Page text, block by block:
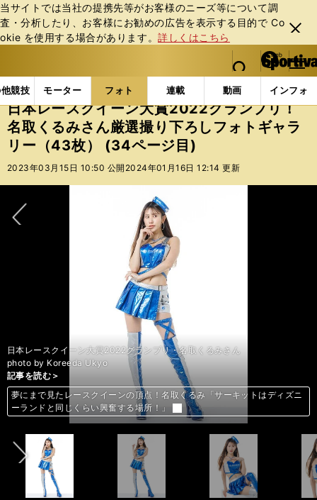
当サイトでは当社の提携先等がお客様のニーズ等について調
査・分析したり、お客様にお勧めの広告を表⽰する⽬的で Co
okie を使⽤する場合があります。詳しくはこちら
閉じ
る
web Sportiva (webスポルティーバ)
検索
マイペ
ー
ジ
メニュ
競技 モーター フォト 連載 動画 インフォ
b
ス
ポ
ル
テ
ー
バ
フォトギャラリー スポーツビーナスギャラリー 日
日本レースクイーン大賞2022グランプリ！
名取くるみさん厳選撮り下ろしフォトギャラ
リー（43枚） (34ページ目)
2023年03月15日 10:50 公開 2024年01月16日 12:14 更新
記事を読む＞
夢にまで見たレースクイーンの頂点！名取くるみ「サーキットはディズニ
ーランドと同じくらい興奮する場所！」
記事を読む＞
夢にまで見たレースクイーンの頂点！名取くるみ「サーキットはディズニ
ーランドと同じくらい興奮する場所！」
記事を読む＞
夢にまで見たレースクイーンの頂点！名取くるみ「サーキットはディズニ
ーランドと同じくらい興奮する場所！」
記事を読む＞
夢にまで見たレースクイーンの頂点！名取くるみ「サーキットはディズニ
ーランドと同じくらい興奮する場所！」
記事を読む＞
夢にまで見たレースクイーンの頂点！名取くるみ「サーキットはディズニ
ーランドと同じくらい興奮する場所！」
記事を読む＞
夢にまで見たレースクイーンの頂点！名取くるみ「サーキットはディズニ
ーランドと同じくらい興奮する場所！」
記事を読む＞
夢にまで見たレースクイーンの頂点！名取くるみ「サーキットはディズニ
ーランドと同じくらい興奮する場所！」
記事を読む＞
夢にまで見たレースクイーンの頂点！名取くるみ「サーキットはディズニ
ーランドと同じくらい興奮する場所！」
記事を読む＞
夢にまで見たレースクイーンの頂点！名取くるみ「サーキットはディズニ
ーランドと同じくらい興奮する場所！」
記事を読む＞
夢にまで見たレースクイーンの頂点！名取くるみ「サーキットはディズニ
ーランドと同じくらい興奮する場所！」
記事を読む＞
夢にまで見たレースクイーンの頂点！名取くるみ「サーキットはディズニ
ーランドと同じくらい興奮する場所！」
記事を読む＞
夢にまで見たレースクイーンの頂点！名取くるみ「サーキットはディズニ
ーランドと同じくらい興奮する場所！」
記事を読む＞
夢にまで見たレースクイーンの頂点！名取くるみ「サーキットはディズニ
ーランドと同じくらい興奮する場所！」
記事を読む＞
夢にまで見たレースクイーンの頂点！名取くるみ「サーキットはディズニ
ーランドと同じくらい興奮する場所！」
記事を読む＞
夢にまで見たレースクイーンの頂点！名取くるみ「サーキットはディズニ
ーランドと同じくらい興奮する場所！」
記事を読む＞
夢にまで見たレースクイーンの頂点！名取くるみ「サーキットはディズニ
ーランドと同じくらい興奮する場所！」
記事を読む＞
夢にまで見たレースクイーンの頂点！名取くるみ「サーキットはディズニ
ーランドと同じくらい興奮する場所！」
記事を読む＞
夢にまで見たレースクイーンの頂点！名取くるみ「サーキットはディズニ
ーランドと同じくらい興奮する場所！」
記事を読む＞
夢にまで見たレースクイーンの頂点！名取くるみ「サーキットはディズニ
ーランドと同じくらい興奮する場所！」
記事を読む＞
夢にまで見たレースクイーンの頂点！名取くるみ「サーキットはディズニ
ーランドと同じくらい興奮する場所！」
記事を読む＞
夢にまで見たレースクイーンの頂点！名取くるみ「サーキットはディズニ
ーランドと同じくらい興奮する場所！」
記事を読む＞
夢にまで見たレースクイーンの頂点！名取くるみ「サーキットはディズニ
ーランドと同じくらい興奮する場所！」
記事を読む＞
夢にまで見たレースクイーンの頂点！名取くるみ「サーキットはディズニ
ーランドと同じくらい興奮する場所！」
記事を読む＞
夢にまで見たレースクイーンの頂点！名取くるみ「サーキットはディズニ
ーランドと同じくらい興奮する場所！」
記事を読む＞
夢にまで見たレースクイーンの頂点！名取くるみ「サーキットはディズニ
ーランドと同じくらい興奮する場所！」
記事を読む＞
夢にまで見たレースクイーンの頂点！名取くるみ「サーキットはディズニ
ーランドと同じくらい興奮する場所！」
記事を読む＞
夢にまで見たレースクイーンの頂点！名取くるみ「サーキットはディズニ
ーランドと同じくらい興奮する場所！」
記事を読む＞
夢にまで見たレースクイーンの頂点！名取くるみ「サーキットはディズニ
ーランドと同じくらい興奮する場所！」
記事を読む＞
夢にまで見たレースクイーンの頂点！名取くるみ「サーキットはディズニ
ーランドと同じくらい興奮する場所！」
記事を読む＞
夢にまで見たレースクイーンの頂点！名取くるみ「サーキットはディズニ
ーランドと同じくらい興奮する場所！」
記事を読む＞
夢にまで見たレースクイーンの頂点！名取くるみ「サーキットはディズニ
ーランドと同じくらい興奮する場所！」
記事を読む＞
夢にまで見たレースクイーンの頂点！名取くるみ「サーキットはディズニ
ーランドと同じくらい興奮する場所！」
記事を読む＞
夢にまで見たレースクイーンの頂点！名取くるみ「サーキットはディズニ
ーランドと同じくらい興奮する場所！」
日本レースクイーン大賞2022グランプリ・名取くるみさん
photo by Koreeda Ukyo
記事を読む＞
夢にまで見たレースクイーンの頂点！名取くるみ「サーキットはディズニ
ーランドと同じくらい興奮する場所！」
記事を読む＞
夢にまで見たレースクイーンの頂点！名取くるみ「サーキットはディズニ
ーランドと同じくらい興奮する場所！」
記事を読む＞
夢にまで見たレースクイーンの頂点！名取くるみ「サーキットはディズニ
ーランドと同じくらい興奮する場所！」
記事を読む＞
夢にまで見たレースクイーンの頂点！名取くるみ「サーキットはディズニ
ーランドと同じくらい興奮する場所！」
記事を読む＞
夢にまで見たレースクイーンの頂点！名取くるみ「サーキットはディズニ
ーランドと同じくらい興奮する場所！」
記事を読む＞
夢にまで見たレースクイーンの頂点！名取くるみ「サーキットはディズニ
ーランドと同じくらい興奮する場所！」
記事を読む＞
夢にまで見たレースクイーンの頂点！名取くるみ「サーキットはディズニ
ーランドと同じくらい興奮する場所！」
記事を読む＞
夢にまで見たレースクイーンの頂点！名取くるみ「サーキットはディズニ
ーランドと同じくらい興奮する場所！」
記事を読む＞
夢にまで見たレースクイーンの頂点！名取くるみ「サーキットはディズニ
ーランドと同じくらい興奮する場所！」
記事を読む＞
夢にまで見たレースクイーンの頂点！名取くるみ「サーキットはディズニ
ーランドと同じくらい興奮する場所！」
前へ